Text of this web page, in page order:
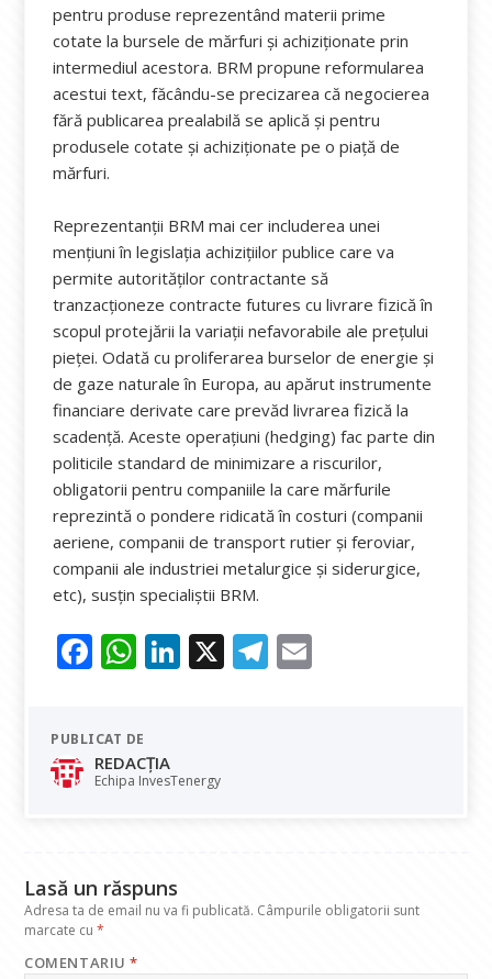
pentru produse reprezentând materii prime
cotate la bursele de mărfuri şi achiziţionate prin
intermediul acestora. BRM propune reformularea
acestui text, făcându-se precizarea că negocierea
fără publicarea prealabilă se aplică şi pentru
produsele cotate şi achiziţionate pe o piaţă de
mărfuri.
Reprezentanții BRM mai cer includerea unei
menţiuni în legislaţia achiziţiilor publice care va
permite autorităţilor contractante să
tranzacţioneze contracte futures cu livrare fizică în
scopul protejării la variaţii nefavorabile ale preţului
pieţei. Odată cu proliferarea burselor de energie și
de gaze naturale în Europa, au apărut instrumente
financiare derivate care prevăd livrarea fizică la
scadență. Aceste operaţiuni (hedging) fac parte din
politicile standard de minimizare a riscurilor,
obligatorii pentru companiile la care mărfurile
reprezintă o pondere ridicată în costuri (companii
aeriene, companii de transport rutier şi feroviar,
companii ale industriei metalurgice şi siderurgice,
etc), susțin specialiștii BRM.
F
e
b
o
W
at
s
A
Li
dI
X T
PUBLICAT DE
REDACȚIA
Echipa InvesTenergy
Lasă un răspuns
Adresa ta de email nu va fi publicată. Câmpurile obligatorii sunt
marcate cu*
COMENTARIU*